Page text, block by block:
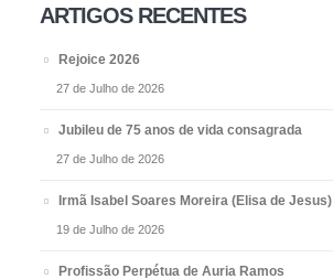
ARTIGOS RECENTES
Rejoice 2026
27 de Julho de 2026
Jubileu de 75 anos de vida consagrada
27 de Julho de 2026
Irmã Isabel Soares Moreira (Elisa de Jesus)
19 de Julho de 2026
Profissão Perpétua de Auria Ramos